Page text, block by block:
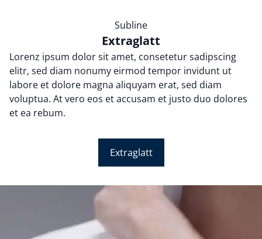
Subline
Extraglatt
Lorenz ipsum dolor sit amet, consetetur sadipscing
elitr, sed diam nonumy eirmod tempor invidunt ut
labore et dolore magna aliquyam erat, sed diam
voluptua. At vero eos et accusam et justo duo dolores
et ea rebum.
Extraglatt